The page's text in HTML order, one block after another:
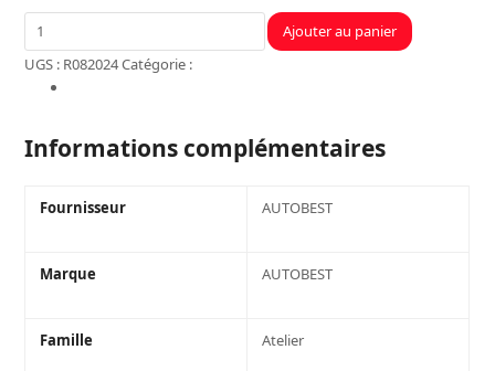
quantité
de
COMPRESSEUR
ANALOGIQUE
12V,
Ajouter au panier
UGS : R082024Catégorie :
Informations complémentaires
Fournisseur AUTOBEST
Marque AUTOBEST
Famille Atelier